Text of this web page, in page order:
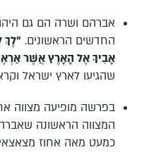
אברהם ושרה הם גם
החדשים הראשונים. "לֶךְ
אָבִיךָ אֶל הָאָרֶץ אֲשֶׁר
שהגיעו לארץ ישראל
בפרשה מופיעה מצווה
המצווה הראשונה
כמעט מאה אחוז